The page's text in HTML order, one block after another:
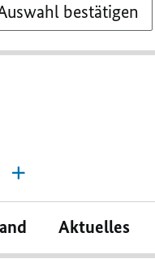
bestätigen
Aktuelles